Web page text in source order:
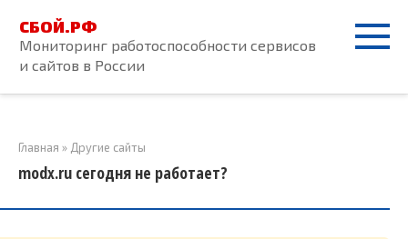
контенту
СБОЙ.РФ
Мониторинг работоспособности сервисов
и сайтов в России
Главная » Другие сайты
modx.ru сегодня не работает?